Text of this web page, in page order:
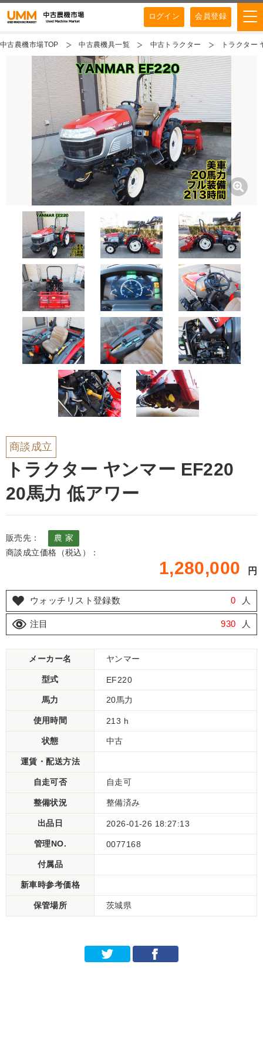
ログイン 会員登録
中古農機市場TOP 中古農機具一覧 中古トラクター トラクター
商談成立
トラクター ヤンマー EF220
20馬力 低アワー
販売先：
農 家
商談成立価格（税込）：
1,280,000 円
ウォッチリスト登録数 0 人
注目 930 人
メーカー名 ヤンマー
型式 EF220
馬力 20馬力
使用時間 213 h
状態 中古
運賃・配送方法
自走可否 自走可
整備状況 整備済み
出品日 2026-01-26 18:27:13
管理NO. 0077168
付属品
新車時参考価格
保管場所 茨城県